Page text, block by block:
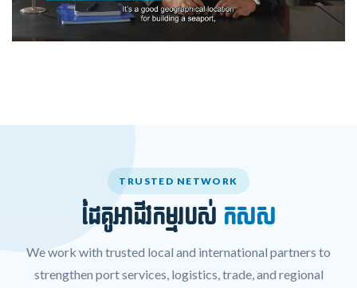
TRUSTED NETWORK
ដៃគូអាជីវកម្មរបស់ កសស
We work with trusted local and international partners to
strengthen port services, logistics, trade, and regional